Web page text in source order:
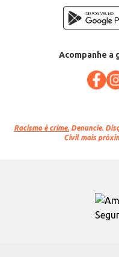
Acompanhe a
Racismo é crime. Denuncie.
Civil mais